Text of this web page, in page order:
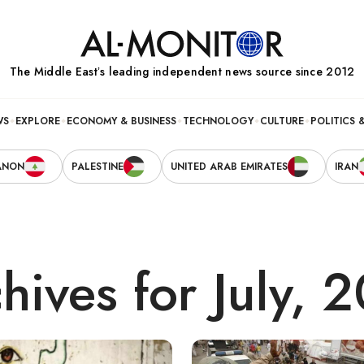
The Middle Eastʼs leading independent news source since 2012
POLITICS
CULTURE
TECHNOLOGY
ECONOMY & BUSINESS
EXPLORE
IRAN
UNITED ARAB EMIRATES
PALESTINE
for July,